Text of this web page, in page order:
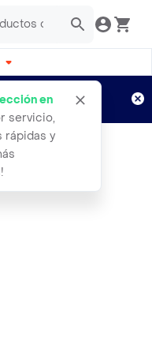
en
servicio,
rápidas y
Aplican TyC
Sos